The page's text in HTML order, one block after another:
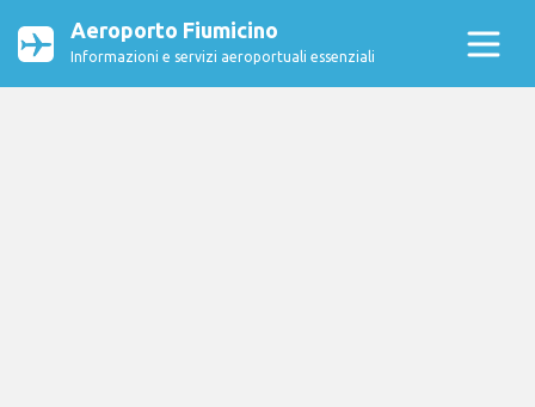
Aeroporto Fiumicino
Informazioni e servizi aeroportuali essenziali